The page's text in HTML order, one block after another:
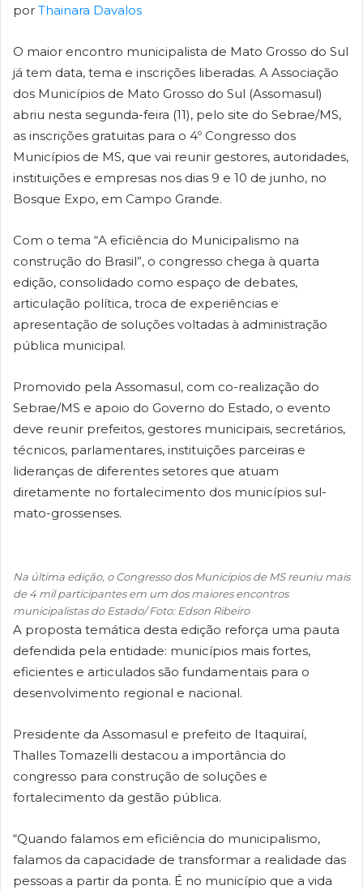
por Thainara Davalos
O maior encontro municipalista de Mato Grosso do Sul
já tem data, tema e inscrições liberadas. A Associação
dos Municípios de Mato Grosso do Sul (Assomasul)
abriu nesta segunda-feira (11), pelo site do Sebrae/MS,
as inscrições gratuitas para o 4º Congresso dos
Municípios de MS, que vai reunir gestores, autoridades,
instituições e empresas nos dias 9 e 10 de junho, no
Bosque Expo, em Campo Grande.
Com o tema “A eficiência do Municipalismo na
construção do Brasil”, o congresso chega à quarta
edição, consolidado como espaço de debates,
articulação política, troca de experiências e
apresentação de soluções voltadas à administração
pública municipal.
Promovido pela Assomasul, com co-realização do
Sebrae/MS e apoio do Governo do Estado, o evento
deve reunir prefeitos, gestores municipais, secretários,
técnicos, parlamentares, instituições parceiras e
lideranças de diferentes setores que atuam
diretamente no fortalecimento dos municípios sul-
mato-grossenses.
Na última edição, o Congresso dos Municípios de MS reuniu mais
de 4 mil participantes em um dos maiores encontros
municipalistas do Estado/ Foto: Edson Ribeiro
A proposta temática desta edição reforça uma pauta
defendida pela entidade: municípios mais fortes,
eficientes e articulados são fundamentais para o
desenvolvimento regional e nacional.
Presidente da Assomasul e prefeito de Itaquiraí,
Thalles Tomazelli destacou a importância do
congresso para construção de soluções e
fortalecimento da gestão pública.
“Quando falamos em eficiência do municipalismo,
falamos da capacidade de transformar a realidade das
pessoas a partir da ponta. É no município que a vida